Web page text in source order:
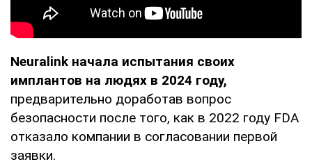
Neuralink начала испытания своих
имплантов на людях в 2024 году,
предварительно доработав вопрос
безопасности после того, как в 2022 году FDA
отказало компании в согласовании первой
заявки.